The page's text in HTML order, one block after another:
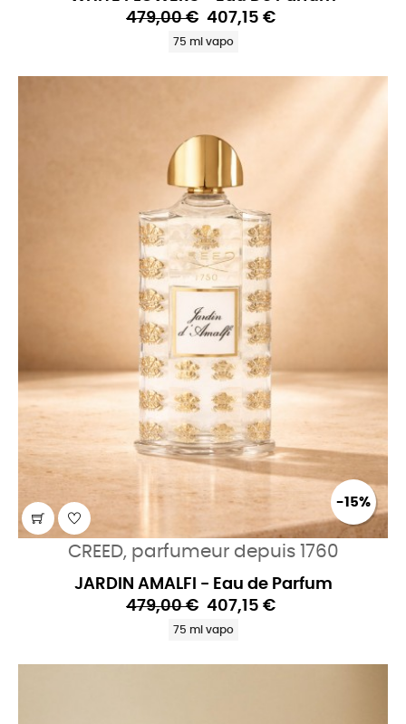
479,00 € 407,15 €
75 ml vapo
-15%
CREED, parfumeur depuis 1760
JARDIN AMALFI - Eau de Parfum
479,00 € 407,15 €
75 ml vapo